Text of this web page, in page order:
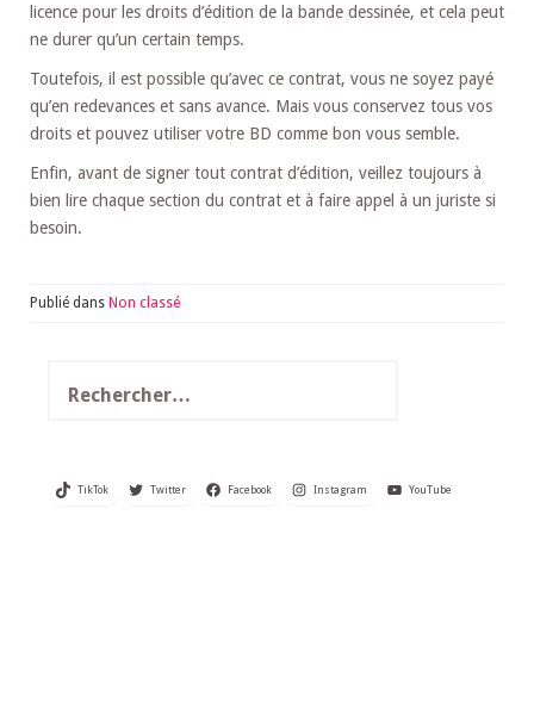
licence pour les droits d’édition de la bande dessinée, et cela peut
ne durer qu’un certain temps.
Toutefois, il est possible qu’avec ce contrat, vous ne soyez payé
qu’en redevances et sans avance. Mais vous conservez tous vos
droits et pouvez utiliser votre BD comme bon vous semble.
Enfin, avant de signer tout contrat d’édition, veillez toujours à
bien lire chaque section du contrat et à faire appel à un juriste si
besoin.
Publié dans Non classé
TikTok Twitter Facebook Instagram YouTube